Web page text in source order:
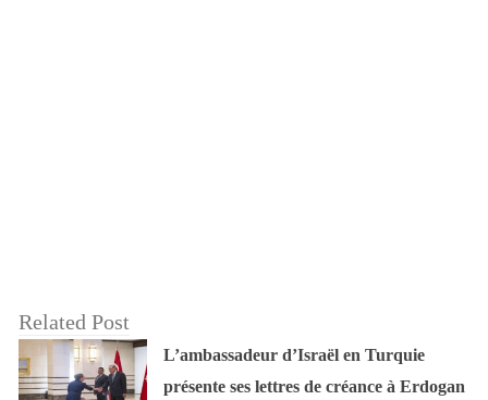
Related Post
L’ambassadeur d’Israël en Turquie
présente ses lettres de créance à Erdogan